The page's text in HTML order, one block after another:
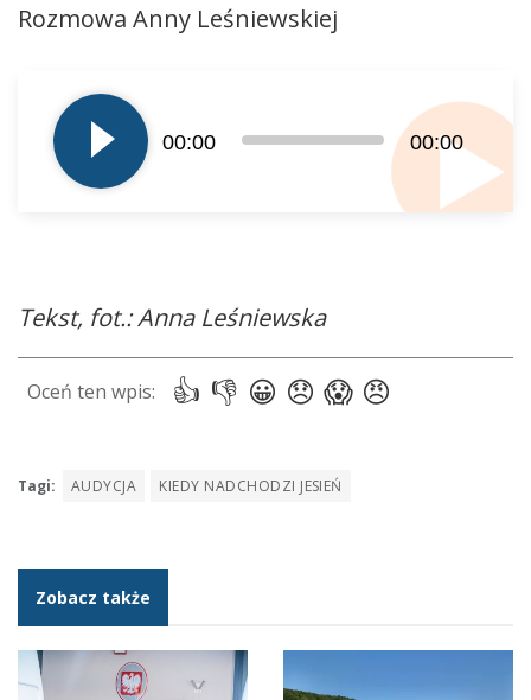
Rozmowa Anny Leśniewskiej
plików
dźwiękowych
00:00 00:00
Tekst, fot.: Anna Leśniewska
Tagi: AUDYCJA KIEDY NADCHODZI JESIEŃ
Zobacz także